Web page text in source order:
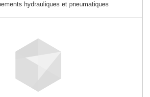
hydrauliques et pneumatiques